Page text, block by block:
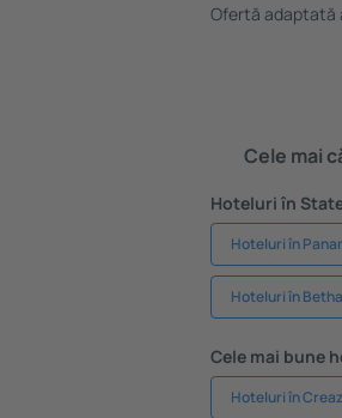
Ofertă adaptată
Cele mai
Hoteluri în
Hoteluri în
Hoteluri în
Cele mai bune
Hoteluri în